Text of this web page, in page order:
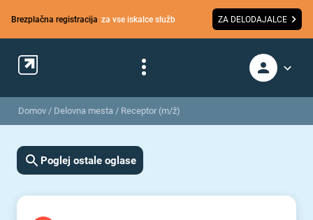
Brezplačna registracija za vse iskalce služb ZA DELODAJALCE
Domov / Delovna mesta / Receptor (m/ž)
Poglej ostale oglase